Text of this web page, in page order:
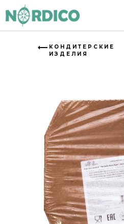
КОНДИТЕРСКИЕ
ИЗДЕЛИЯ